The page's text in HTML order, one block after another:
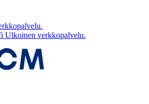
Ulkoinen verkkopalvelu.